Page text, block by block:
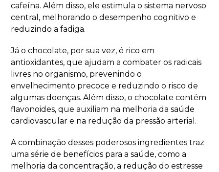
cafeína. Além disso, ele estimula o sistema nervoso
central, melhorando o desempenho cognitivo e
reduzindo a fadiga.
Já o chocolate, por sua vez, é rico em
antioxidantes, que ajudam a combater os radicais
livres no organismo, prevenindo o
envelhecimento precoce e reduzindo o risco de
algumas doenças. Além disso, o chocolate contém
flavonoides, que auxiliam na melhoria da saúde
cardiovascular e na redução da pressão arterial.
A combinação desses poderosos ingredientes traz
uma série de benefícios para a saúde, como a
melhoria da concentração, a redução do estresse